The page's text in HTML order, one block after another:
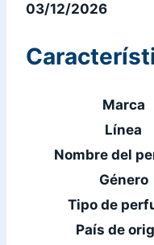
03/12/2026
Marca
Línea
Nombre del
Género
Tipo de
País de